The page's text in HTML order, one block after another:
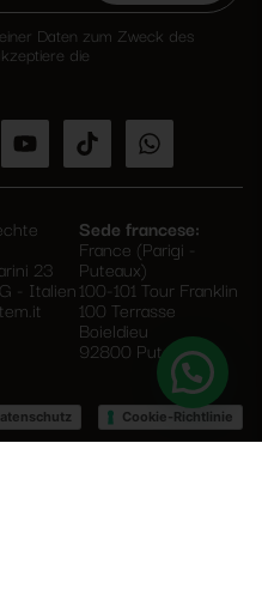
Bitte
lasse
Daten zum Zweck des
die
23
- Italien
Sede francese:
France (Parigi -
Puteaux)
100-101 Tour Franklin
100 Terrasse
Boieldieu
92800 Puteaux
Cookie-Richtlinie